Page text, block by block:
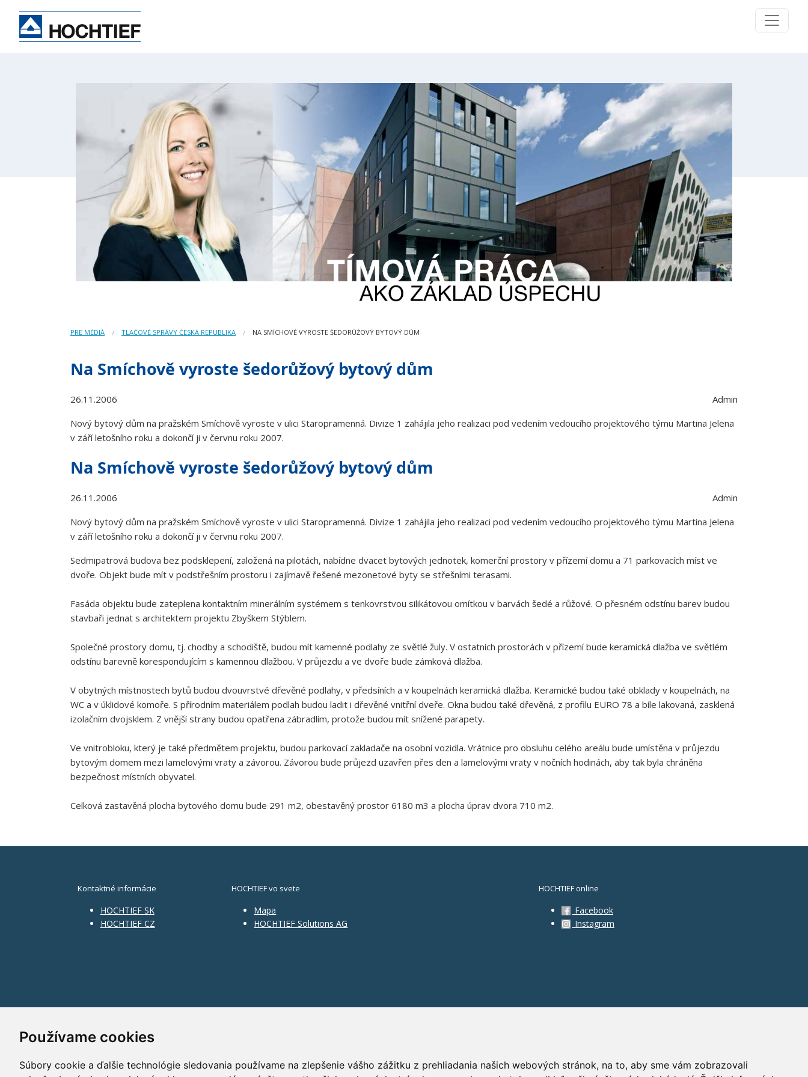
Používame cookies
Súbory cookie a ďalšie technológie sledovania používame na zlepšenie vášho zážitku z prehliadania našich webových stránok, na to, aby sme vám zobrazovali
PRE MÉDIÁ TLAČOVÉ SPRÁVY ČESKÁ REPUBLIKA NA SMÍCHOVĚ VYROSTE ŠEDORŮŽOVÝ BYTOVÝ DŮM
Na Smíchově vyroste šedorůžový bytový dům
26.11.2006
Admin
Nový bytový dům na pražském Smíchově vyroste v ulici Staropramenná. Divize 1 zahájila jeho realizaci pod vedením vedoucího projektového týmu Martina Jelena
v září letošního roku a dokončí ji v červnu roku 2007.
Na Smíchově vyroste šedorůžový bytový dům
26.11.2006
Admin
Nový bytový dům na pražském Smíchově vyroste v ulici Staropramenná. Divize 1 zahájila jeho realizaci pod vedením vedoucího projektového týmu Martina Jelena
v září letošního roku a dokončí ji v červnu roku 2007.
Sedmipatrová budova bez podsklepení, založená na pilotách, nabídne dvacet bytových jednotek, komerční prostory v přízemí domu a 71 parkovacích míst ve
dvoře. Objekt bude mít v podstřešním prostoru i zajímavě řešené mezonetové byty se střešními terasami.
Fasáda objektu bude zateplena kontaktním minerálním systémem s tenkovrstvou silikátovou omítkou v barvách šedé a růžové. O přesném odstínu barev budou
stavbaři jednat s architektem projektu Zbyškem Stýblem.
Společné prostory domu, tj. chodby a schodiště, budou mít kamenné podlahy ze světlé žuly. V ostatních prostorách v přízemí bude keramická dlažba ve světlém
odstínu barevně korespondujícím s kamennou dlažbou. V průjezdu a ve dvoře bude zámková dlažba.
V obytných místnostech bytů budou dvouvrstvé dřevěné podlahy, v předsíních a v koupelnách keramická dlažba. Keramické budou také obklady v koupelnách, na
WC a v úklidové komoře. S přírodním materiálem podlah budou ladit i dřevěné vnitřní dveře. Okna budou také dřevěná, z profilu EURO 78 a bíle lakovaná, zasklená
izolačním dvojsklem. Z vnější strany budou opatřena zábradlím, protože budou mít snížené parapety.
Ve vnitrobloku, který je také předmětem projektu, budou parkovací zakladače na osobní vozidla. Vrátnice pro obsluhu celého areálu bude umístěna v průjezdu
bytovým domem mezi lamelovými vraty a závorou. Závorou bude průjezd uzavřen přes den a lamelovými vraty v nočních hodinách, aby tak byla chráněna
bezpečnost místních obyvatel.
Celková zastavěná plocha bytového domu bude 291 m2, obestavěný prostor 6180 m3 a plocha úprav dvora 710 m2.
Kontaktné informácie
HOCHTIEF SK
HOCHTIEF CZ
HOCHTIEF vo svete
Mapa
HOCHTIEF Solutions AG
HOCHTIEF online
Facebook
Instagram